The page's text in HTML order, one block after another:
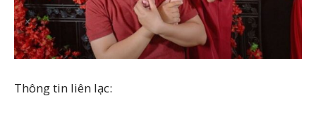
Thông tin liên lạc: